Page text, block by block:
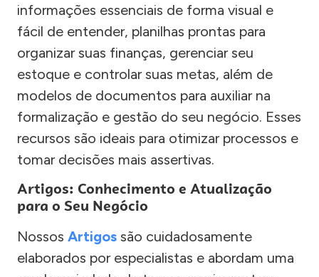
informações essenciais de forma visual e
fácil de entender, planilhas prontas para
organizar suas finanças, gerenciar seu
estoque e controlar suas metas, além de
modelos de documentos para auxiliar na
formalização e gestão do seu negócio. Esses
recursos são ideais para otimizar processos e
tomar decisões mais assertivas.
Artigos: Conhecimento e Atualização
para o Seu Negócio
Nossos Artigos são cuidadosamente
elaborados por especialistas e abordam uma